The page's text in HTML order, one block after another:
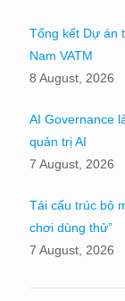
Tổng kết Dự án
Nam VATM
8 August, 2026
AI Governance
quản trị AI
7 August, 2026
Tái cấu trúc bộ
chơi dùng thử”
7 August, 2026